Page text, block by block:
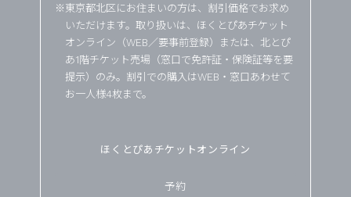
東京都北区にお住まいの方は、割引価格でお求め
いただけます。取り扱いは、ほくとぴあチケット
オンライン（WEB／要事前登録）または、北とぴ
あ1階チケット売場（窓口で免許証・保険証等を要
提示）のみ。割引での購入はWEB・窓口あわせて
お一人様4枚まで。
ほくとぴあチケットオンライン
予約